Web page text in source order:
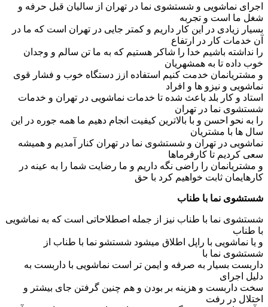
اجرای نماشویی و شستشوی نما در تهران از سالیان قبل حرفه و
شغل ما است و تجربه
بسیار زیادی در این کار داریم و کمتر جایی در تهران است که ما در
آن خدمات کار در ارتفاع
را نداشته باشیم خدا را شاکر هستیم که به ما تن سالم و وجدان
خوب داده تا به همشهریان
و مشتریانمان خدمت کنیم استفاده ازز دستگاه خوب و فشار قوی
نماشویی و نیزو ها و افراد
استاد و کار بلد باعث شده تا خدمات نماشویی در تهران و خدمات
شستشوی نما در تهران
را به نحو احسن و با بالاترین کیفیت انجام دهیم ما همه جوره در این
سال ها با مشتریان
نماشویی در تهران و شستشوی نما در تهران کنار آمدیم و همیشه
سعی کردیم تا کارفرماها
و مشتریانمان را راضی نگه داریم و ما رضایت شما را به عینه در
کارهایمان ثابت خواهیم کرد با حق
شستشوی نما با طناب
شستشوی نما با طناب نیز از جمله اصطلاحاتی است که به نماشویی
با طناب
و یا نماشویی با راپل اطلاق میشود شستشو نما با طناب از
شستشوی نما با
داربست بسیار به صرفه و ایمن تر است نماشویی با داربست به
دلیل اجرای
سخت داربست و هزینه بر بودن و هم چنین گرفتن جای بیشتر و
اختلال در رفت